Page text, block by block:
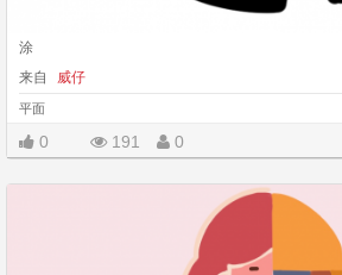
涂
来自
威仔
平面
0 191 0